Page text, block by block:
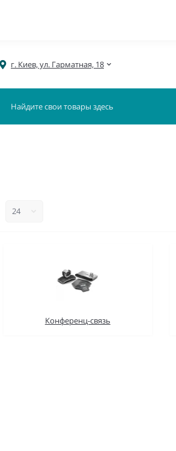
г. Киев, ул. Гарматная, 18
Конференц-связь